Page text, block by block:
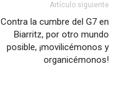
Artículo siguiente
Contra la cumbre del G7 en
Biarritz, por otro mundo
posible, ¡movilicémonos y
organicémonos!